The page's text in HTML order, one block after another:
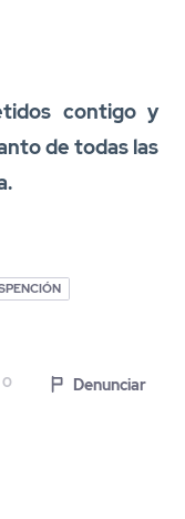
contigo y
de todas las
0 Denunciar